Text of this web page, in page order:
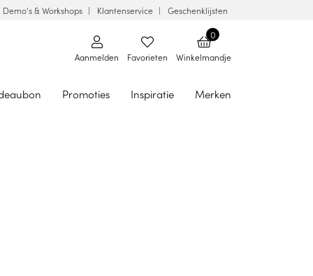
Demo's & Workshops Klantenservice Geschenklijsten
Aanmelden Favorieten
0
Winkelmandje
Promoties Inspiratie Merken